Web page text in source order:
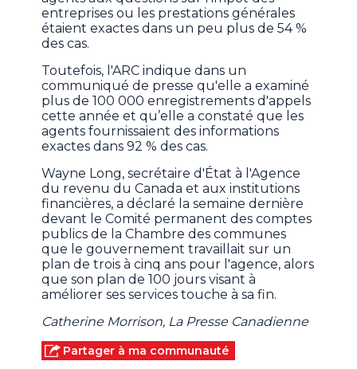
entreprises ou les prestations générales
étaient exactes dans un peu plus de 54 %
des cas.
Toutefois, l'ARC indique dans un
communiqué de presse qu'elle a examiné
plus de 100 000 enregistrements d'appels
cette année et qu’elle a constaté que les
agents fournissaient des informations
exactes dans 92 % des cas.
Wayne Long, secrétaire d'État à l'Agence
du revenu du Canada et aux institutions
financières, a déclaré la semaine dernière
devant le Comité permanent des comptes
publics de la Chambre des communes
que le gouvernement travaillait sur un
plan de trois à cinq ans pour l'agence, alors
que son plan de 100 jours visant à
améliorer ses services touche à sa fin.
Catherine Morrison, La Presse Canadienne
Partager à ma communauté